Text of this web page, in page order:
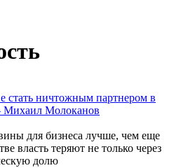
стать ничтожным партнером в
Михаил Молоканов
для бизнеса лучше, чем еще
власть теряют не только через
долю